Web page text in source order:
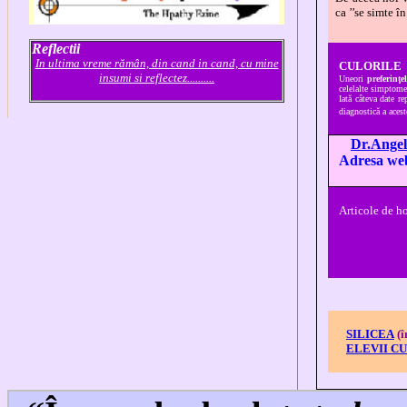
Reflectii
In ultima vreme rămân, din cand in cand, cu mine
insumi si reflectez..........
ca ’’se simte
CULORILE
Uneori preferin
celelalte
Iată câteva date
diagnostică a
Adresa
Articole de
SILICEA
ELEVII